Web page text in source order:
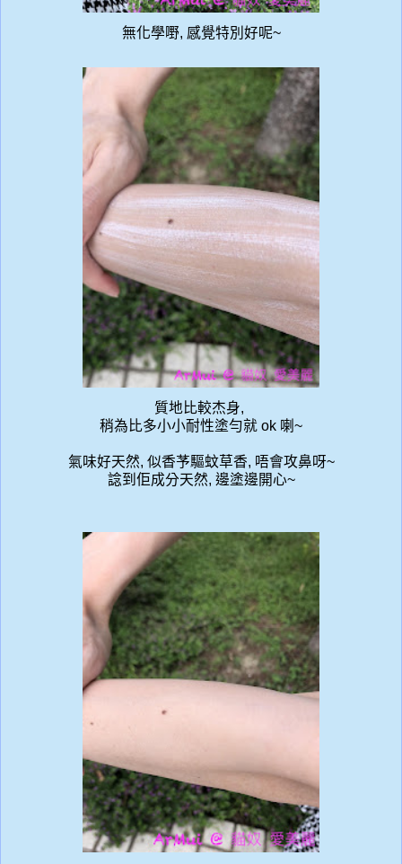
無化學嘢, 感覺特別好呢~
質地比較杰身,
稍為比多小小耐性塗勻就 ok 喇~
氣味好天然, 似香芧驅蚊草香, 唔會攻鼻呀~
諗到佢成分天然, 邊塗邊開心~